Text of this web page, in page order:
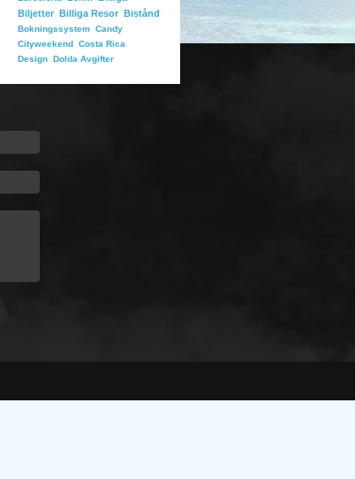
Biljetter Billiga Resor Bistånd
Bokningssystem Candy
Cityweekend Costa Rica
Design Dolda Avgifter